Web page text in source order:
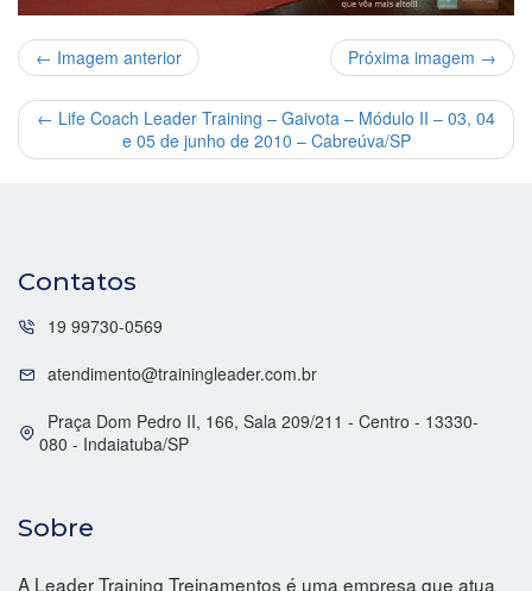
← Imagem anterior Próxima imagem →
← Life Coach Leader Training – Gaivota – Módulo II – 03, 04
e 05 de junho de 2010 – Cabreúva/SP
Contatos
19 99730-0569
atendimento@trainingleader.com.br
Praça Dom Pedro II, 166, Sala 209/211 - Centro - 13330-
080 - Indaiatuba/SP
Sobre
A Leader Training Treinamentos é uma empresa que atua